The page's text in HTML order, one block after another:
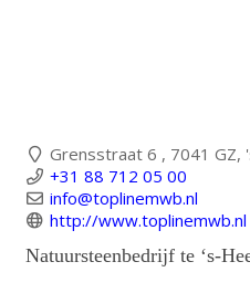
Grensstraat 6 , 7041 GZ,
+31 88 712 05 00
info@toplinemwb.nl
http://www.toplinemwb.nl
Natuursteenbedrijf te ‘s-